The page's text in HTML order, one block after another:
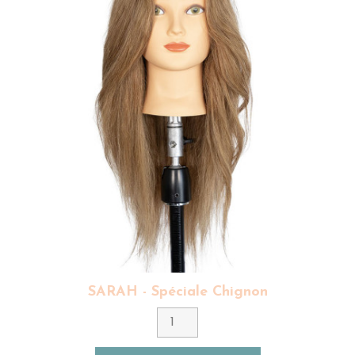
ont elles aussi des cheveux blancs !
Nous proposons également dans notre gamme de
tête malléable chignon avec buste d'autres modèles
similaires à Carla :Emmaest identique à Carla avec
une hauteur de ton plus claire et Anastasia
d'une densité légèrement plus importante que Carla
et d'une hauteur de ton beaucoup plus claire.
Aussi, si vous souhaitez vous entrainer sur une tête
malléable avec buste mais que vous ne disposez pas
du budget pour acheter
notre tête malléable Emma
Exalto vous propose ses tout nouveaux
Vanessaet Ariana , avec beaucoup moins de
Toutes nos têtes malléables, quelle que soit la gamme,
disposent de cheveux naturels, d'origine indienne avec
un bon rapport qualité prix. Exalto met un point
d'honneur à vous fournir la meilleure qualité de
cheveux à des prix accessibles !
de coiffure nécessitent un shampooing et un soin
après chaque utilisation de produits coiffants. Les
cheveux naturels, humains de nos têtes à coiffer
que chaque coiffeur puisse conserver leur longueur,
SARAH - Spéciale Chignon